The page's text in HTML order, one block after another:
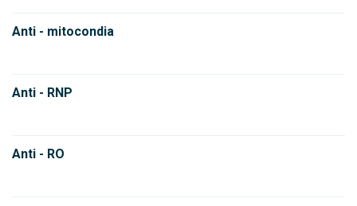
Anti - mitocondia
Anti - RNP
Anti - RO